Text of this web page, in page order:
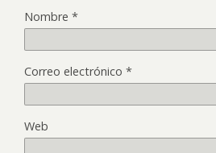
Nombre *
Correo electrónico *
Web